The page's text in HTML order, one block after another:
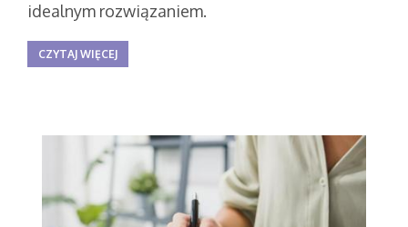
idealnym rozwiązaniem.
CZYTAJ WIĘCEJ